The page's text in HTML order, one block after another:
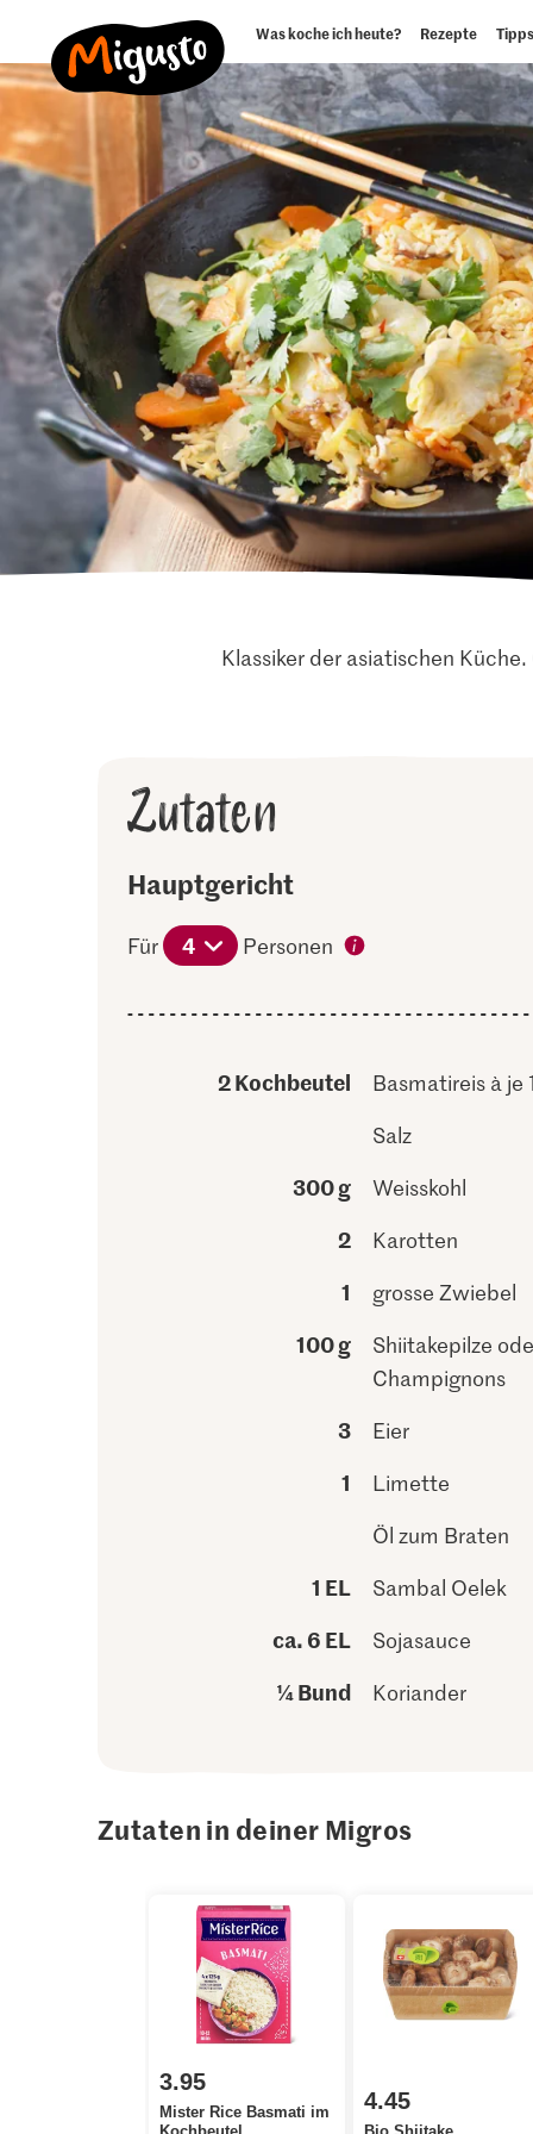
Was koche ich heute? Rezepte
Klassiker der asiatischen
Zutaten
Hauptgericht
Für 4 Personen
2 Kochbeutel
Basmatireis à je
Salz
300 g Weisskohl
2 Karotten
1 grosse Zwiebel
100 g
Shiitakepilze
Champignons
3 Eier
1
Limette
Öl zum Braten
1 EL Sambal Oelek
ca. 6 EL Sojasauce
¼ Bund Koriander
Zutaten in deiner Migros
3.95
Mister Rice Basmati im
4.45